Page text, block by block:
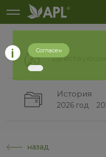
Действующие
История
2026 год
назад
Согласен